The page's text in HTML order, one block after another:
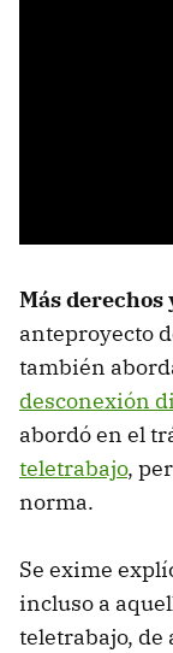
Más derechos
anteproyecto
también
desconexión
abordó en el
teletrabajo,
norma.
Se exime
incluso a
teletrabajo, de